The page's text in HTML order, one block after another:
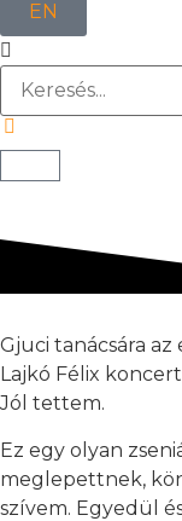
EN
Gjuci tanácsára
Lajkó Félix
Jól tettem.
Ez egy olyan
meglepettnek,
szívem. Egyedül